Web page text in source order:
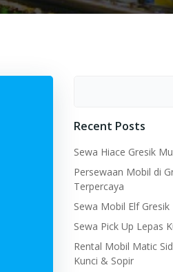
Recent Posts
Sewa Hiace Gresik
Persewaan Mobil di
Terpercaya
Sewa Mobil Elf
Sewa Pick Up Lepas
Rental Mobil Matic
Kunci & Sopir